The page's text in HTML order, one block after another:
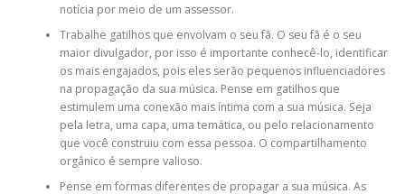
notícia por meio de um assessor.
Trabalhe gatilhos que envolvam o seu fã. O seu fã é o seu
maior divulgador, por isso é importante conhecê-lo, identificar
os mais engajados, pois eles serão pequenos influenciadores
na propagação da sua música. Pense em gatilhos que
estimulem uma conexão mais íntima com a sua música. Seja
pela letra, uma capa, uma temática, ou pelo relacionamento
que você construiu com essa pessoa. O compartilhamento
orgânico é sempre valioso.
Pense em formas diferentes de propagar a sua música. As